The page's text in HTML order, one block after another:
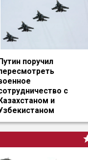
поручил
с
и